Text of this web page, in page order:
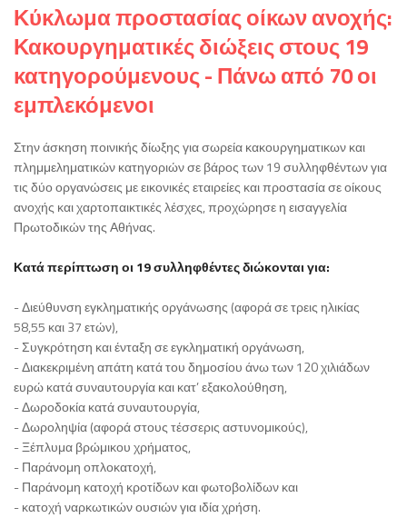
Κύκλωμα προστασίας οίκων ανοχής:
Κακουργηματικές διώξεις στους 19
κατηγορούμενους - Πάνω από 70 οι
εμπλεκόμενοι
Στην άσκηση ποινικής δίωξης για σωρεία κακουργηματικων και
πλημμεληματικών κατηγοριών σε βάρος των 19 συλληφθέντων για
τις δύο οργανώσεις με εικονικές εταιρείες και προστασία σε οίκους
ανοχής και χαρτοπαικτικές λέσχες, προχώρησε η εισαγγελία
Πρωτοδικών της Αθήνας.
Κατά περίπτωση οι 19 συλληφθέντες διώκονται για:
- Διεύθυνση εγκληματικής οργάνωσης (αφορά σε τρεις ηλικίας
58,55 και 37 ετών),
- Συγκρότηση και ένταξη σε εγκληματική οργάνωση,
- Διακεκριμένη απάτη κατά του δημοσίου άνω των 120 χιλιάδων
ευρώ κατά συναυτουργία και κατ’ εξακολούθηση,
- Δωροδοκία κατά συναυτουργία,
- Δωροληψία (αφορά στους τέσσερις αστυνομικούς),
- Ξέπλυμα βρώμικου χρήματος,
- Παράνομη οπλοκατοχή,
- Παράνομη κατοχή κροτίδων και φωτοβολίδων και
- κατοχή ναρκωτικών ουσιών για ιδία χρήση.